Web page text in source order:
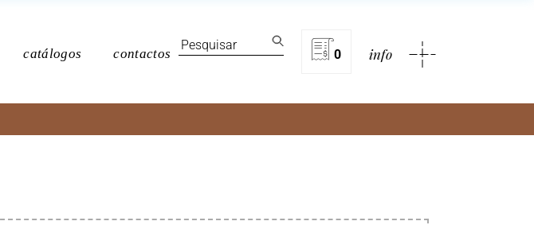
catálogos contactos 0 info
Política de privacidade